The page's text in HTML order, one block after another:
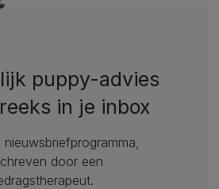
puppy-advies
in je inbox
nieuwsbriefprogramma,
door een